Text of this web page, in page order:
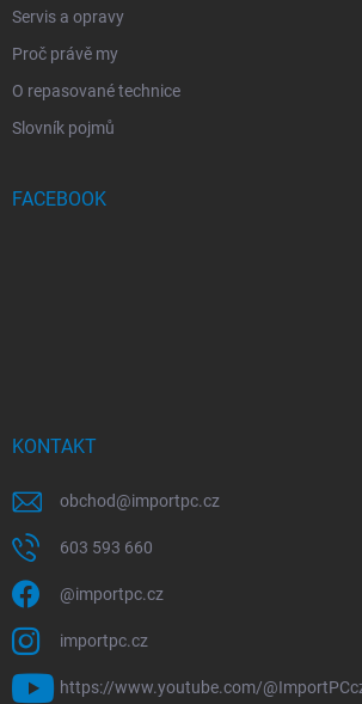
Servis a opravy
Proč právě my
O repasované technice
Slovník pojmů
FACEBOOK
KONTAKT
obchod@importpc.cz
603 593 660
@importpc.cz
importpc.cz
https://www.youtube.com/